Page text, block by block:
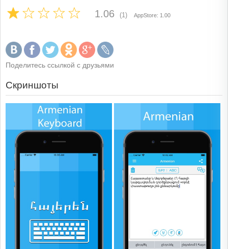
1.06 (1) AppStore: 1.00
Поделитесь ссылкой с друзьями
Скриншоты